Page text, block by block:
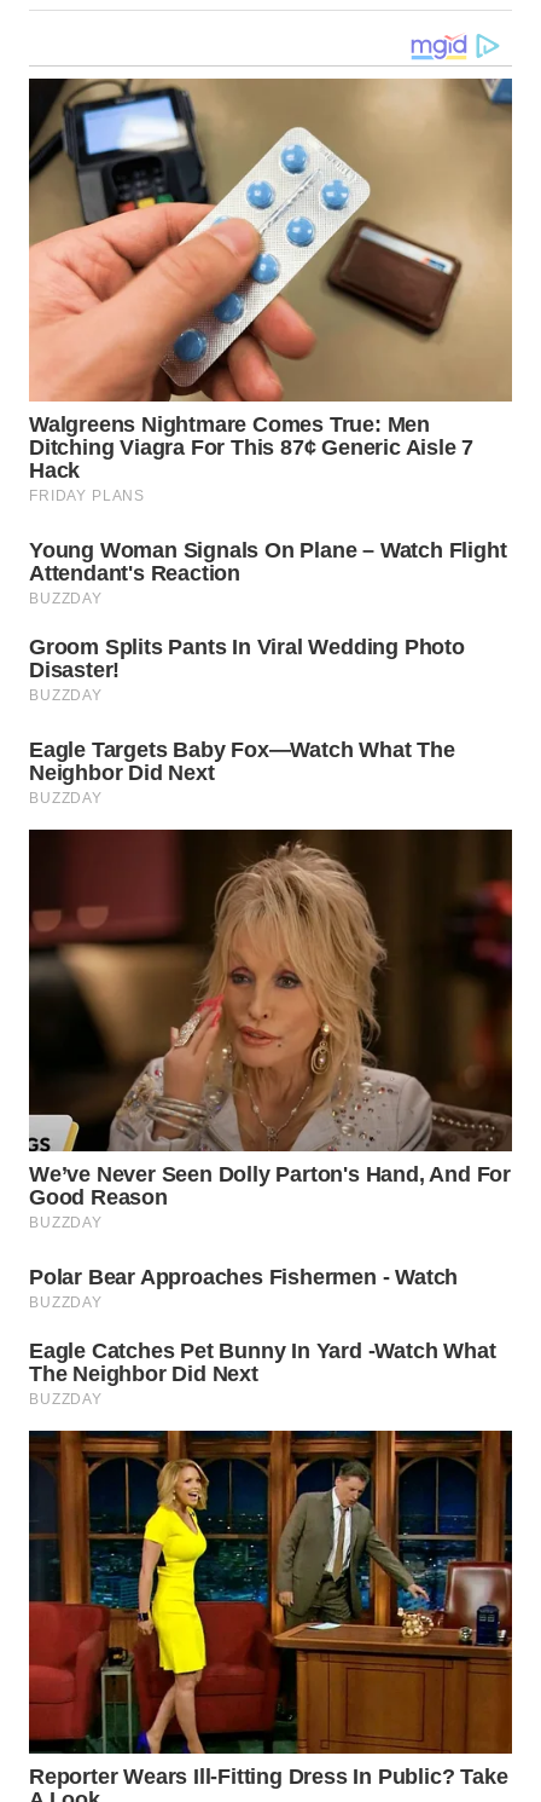
DANAU
TOBA
WN
NIAS
WN
LANGKAT
TAPANULI
SELATAN
WN
TANJUNG
WN
KARO
WN
SIMALUNGUN
WN
LABUHANBATU
WN DELI
SERDANG
TEBING
WN
PAKPAK
KARAWANG
WN
BEKASI
WN
BOGOR
DEPOK
WN
TAPANULI
UTARA
WN
SAMOSIR